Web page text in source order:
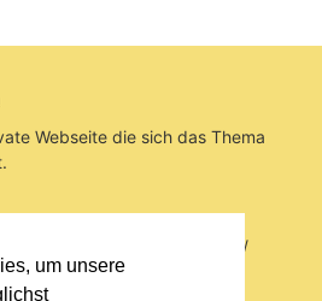
um unsere
Webseite die sich das Thema
www.bierkreiszeichen.at/
/Gesammelte Biere